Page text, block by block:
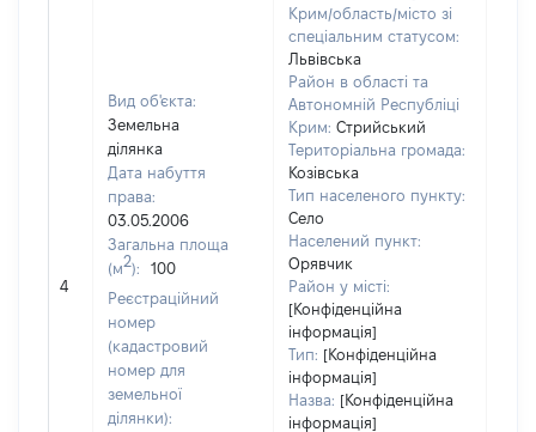
4
Вид об'єкта:
Земельна
ділянка
Дата набуття
права:
03.05.2006
Загальна площа
(м2):
100
Реєстраційний
номер
(кадастровий
номер для
земельної
ділянки):
Крим/область/місто зі
спеціальним статусом:
Львівська
Район в області та
Автономній Республіці
Крим: Стрийський
Територіальна громада:
Козівська
Тип населеного пункту:
Село
Населений пункт:
Орявчик
Район у місті:
[Конфіденційна
інформація]
Тип: [Конфіденційна
інформація]
Назва: [Конфіденційна
інформація]